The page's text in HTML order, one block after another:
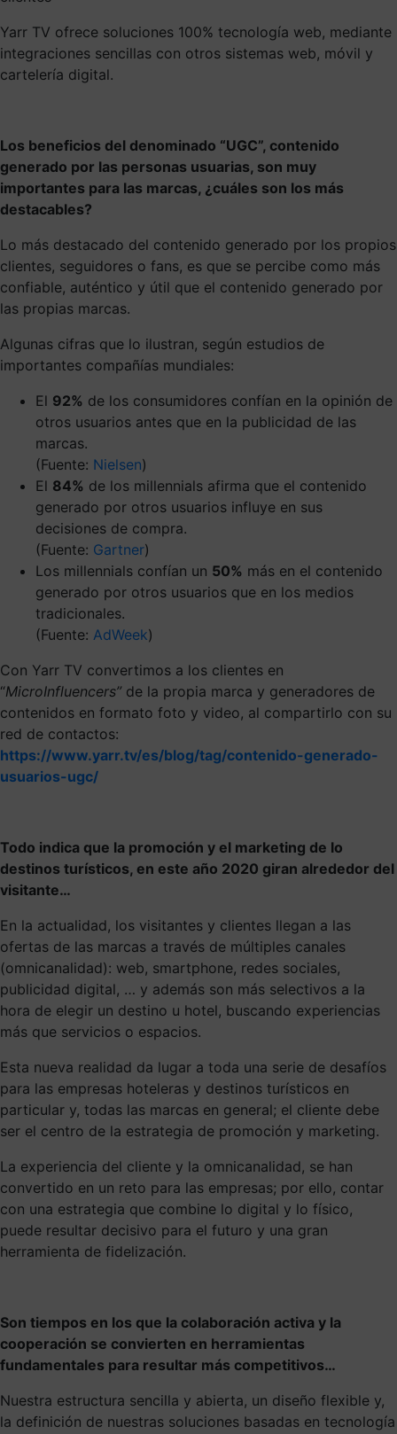
Yarr TV ofrece soluciones 100% tecnología web, mediante
integraciones sencillas con otros sistemas web, móvil y
cartelería digital.
Los beneficios del denominado “UGC”, contenido
generado por las personas usuarias, son muy
importantes para las marcas, ¿cuáles son los más
destacables?
Lo más destacado del contenido generado por los propios
clientes, seguidores o fans, es que se percibe como más
confiable, auténtico y útil que el contenido generado por
las propias marcas.
Algunas cifras que lo ilustran, según estudios de
importantes compañías mundiales:
El 92% de los consumidores confían en la opinión de
otros usuarios antes que en la publicidad de las
marcas.
(Fuente: Nielsen)
El 84% de los millennials afirma que el contenido
generado por otros usuarios influye en sus
decisiones de compra.
(Fuente: Gartner)
Los millennials confían un 50% más en el contenido
generado por otros usuarios que en los medios
tradicionales.
(Fuente: AdWeek)
Con Yarr TV convertimos a los clientes en
“MicroInfluencers” de la propia marca y generadores de
contenidos en formato foto y video, al compartirlo con su
red de contactos:
https://www.yarr.tv/es/blog/tag/contenido-generado-
usuarios-ugc/
Todo indica que la promoción y el marketing de lo
destinos turísticos, en este año 2020 giran alrededor del
visitante…
En la actualidad, los visitantes y clientes llegan a las
ofertas de las marcas a través de múltiples canales
(omnicanalidad): web, smartphone, redes sociales,
publicidad digital, … y además son más selectivos a la
hora de elegir un destino u hotel, buscando experiencias
más que servicios o espacios.
Esta nueva realidad da lugar a toda una serie de desafíos
para las empresas hoteleras y destinos turísticos en
particular y, todas las marcas en general; el cliente debe
ser el centro de la estrategia de promoción y marketing.
La experiencia del cliente y la omnicanalidad, se han
convertido en un reto para las empresas; por ello, contar
con una estrategia que combine lo digital y lo físico,
puede resultar decisivo para el futuro y una gran
herramienta de fidelización.
Son tiempos en los que la colaboración activa y la
cooperación se convierten en herramientas
fundamentales para resultar más competitivos…
Nuestra estructura sencilla y abierta, un diseño flexible y,
la definición de nuestras soluciones basadas en tecnología